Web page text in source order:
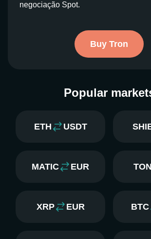
negociação Spot.
Buy Tron
Popular
ETH USDT
MATIC EUR TON
XRP EUR BTC